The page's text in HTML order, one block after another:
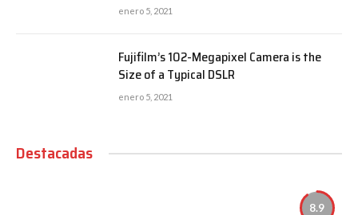
enero 5, 2021
Fujifilm’s 102-Megapixel Camera is the
Size of a Typical DSLR
enero 5, 2021
Destacadas
8.9